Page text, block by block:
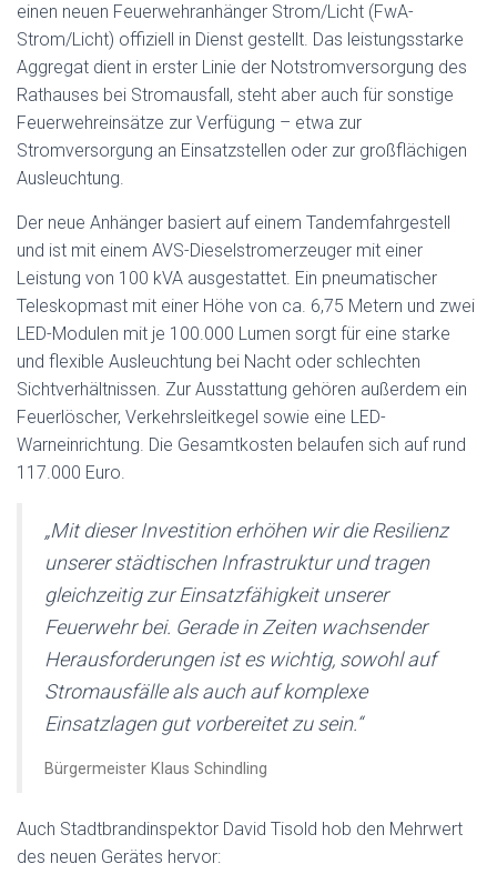
N
einen neuen Feuerwehranhänger Strom/Licht (FwA-
Strom/Licht) offiziell in Dienst gestellt. Das leistungsstarke
Aggregat dient in erster Linie der Notstromversorgung des
Rathauses bei Stromausfall, steht aber auch für sonstige
Feuerwehreinsätze zur Verfügung – etwa zur
Stromversorgung an Einsatzstellen oder zur großflächigen
Ausleuchtung.
Der neue Anhänger basiert auf einem Tandemfahrgestell
und ist mit einem AVS-Dieselstromerzeuger mit einer
Leistung von 100 kVA ausgestattet. Ein pneumatischer
Teleskopmast mit einer Höhe von ca. 6,75 Metern und zwei
LED-Modulen mit je 100.000 Lumen sorgt für eine starke
und flexible Ausleuchtung bei Nacht oder schlechten
Sichtverhältnissen. Zur Ausstattung gehören außerdem ein
Feuerlöscher, Verkehrsleitkegel sowie eine LED-
Warneinrichtung. Die Gesamtkosten belaufen sich auf rund
117.000 Euro.
„Mit dieser Investition erhöhen wir die Resilienz
unserer städtischen Infrastruktur und tragen
gleichzeitig zur Einsatzfähigkeit unserer
Feuerwehr bei. Gerade in Zeiten wachsender
Herausforderungen ist es wichtig, sowohl auf
Stromausfälle als auch auf komplexe
Einsatzlagen gut vorbereitet zu sein.“
Bürgermeister Klaus Schindling
Auch Stadtbrandinspektor David Tisold hob den Mehrwert
des neuen Gerätes hervor: